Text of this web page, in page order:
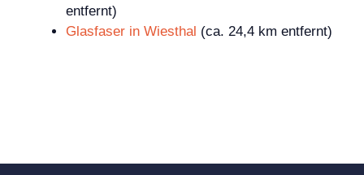
entfernt)
Glasfaser in Wiesthal (ca. 24,4 km entfernt)